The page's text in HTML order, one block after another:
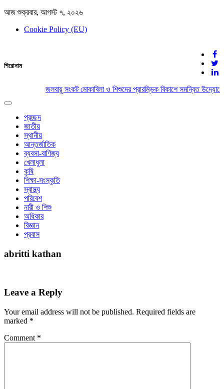
আজ শুক্রবার, আগস্ট ৭, ২০২৬
Cookie Policy (EU)
দেশের খবর
যুক্ত থাকুন দেশের সঙ্গে
শিরোনাম
জলবায়ু সংকট মোকাবিলা ও শিশুদের প্রারম্ভিক বিকাশে সমন্বিত
Toggle
navigation
প্রচ্ছদ
জাতীয়
স্থানীয়
আন্তর্জাতিক
ব্যবসা-বাণিজ্য
খেলাধুলা
কৃষি
শিক্ষা-সংস্কৃতি
স্বাস্থ্য
পরিবেশ
নারী ও শিশু
অধিকার
বিজ্ঞান
প্রবাস
abritti kathan
Leave a Reply
Your email address will not be published. Required fields are
marked *
Comment *